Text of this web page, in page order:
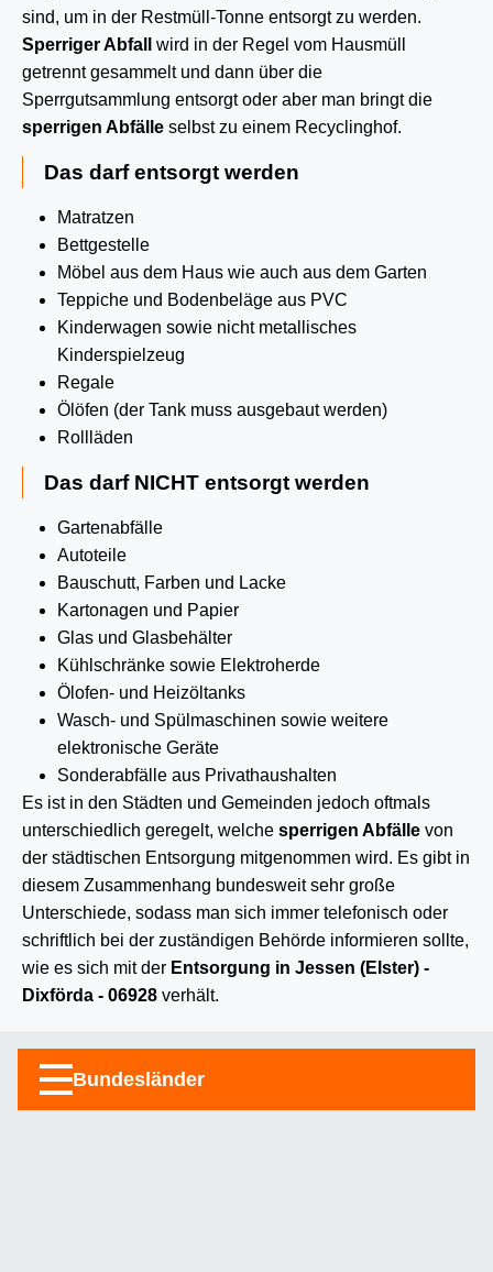
sind, um in der Restmüll-Tonne entsorgt zu werden.
Sperriger Abfall
wird in der Regel vom Hausmüll
getrennt gesammelt und dann über die
Sperrgutsammlung entsorgt oder aber man bringt die
sperrigen Abfälle selbst zu einem Recyclinghof.
Das darf entsorgt werden
Matratzen
Bettgestelle
Möbel aus dem Haus wie auch aus dem Garten
Teppiche und Bodenbeläge aus PVC
Kinderwagen sowie nicht metallisches
Kinderspielzeug
Regale
Ölöfen (der Tank muss ausgebaut werden)
Rollläden
Das darf NICHT entsorgt werden
Gartenabfälle
Autoteile
Bauschutt, Farben und Lacke
Kartonagen und Papier
Glas und Glasbehälter
Kühlschränke sowie Elektroherde
Ölofen- und Heizöltanks
Wasch- und Spülmaschinen sowie weitere
elektronische Geräte
Sonderabfälle aus Privathaushalten
Es ist in den Städten und Gemeinden jedoch oftmals
unterschiedlich geregelt, welche sperrigen Abfälle von
der städtischen Entsorgung mitgenommen wird. Es gibt in
diesem Zusammenhang bundesweit sehr große
Unterschiede, sodass man sich immer telefonisch oder
schriftlich bei der zuständigen Behörde informieren sollte,
wie es sich mit der Entsorgung in Jessen (Elster) -
Dixförda - 06928 verhält.
Bundesländer